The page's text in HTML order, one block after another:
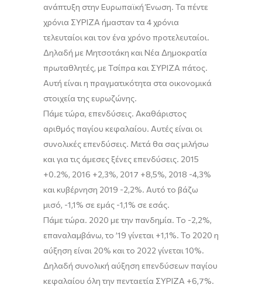
ανάπτυξη στην Ευρωπαϊκή Ένωση. Τα πέντε
χρόνια ΣΥΡΙΖΑ ήμασταν τα 4 χρόνια
τελευταίοι και τον ένα χρόνο προτελευταίοι.
Δηλαδή με Μητσοτάκη και Νέα Δημοκρατία
πρωταθλητές, με Τσίπρα και ΣΥΡΙΖΑ πάτος.
Αυτή είναι η πραγματικότητα στα οικονομικά
στοιχεία της ευρωζώνης.
Πάμε τώρα, επενδύσεις. Ακαθάριστος
αριθμός παγίου κεφαλαίου. Αυτές είναι οι
συνολικές επενδύσεις. Μετά θα σας μιλήσω
και για τις άμεσες ξένες επενδύσεις. 2015
+0.2%, 2016 +2,3%, 2017 +8,5%, 2018 -4,3%
και κυβέρνηση 2019 -2,2%. Αυτό το βάζω
μισό, -1,1% σε εμάς -1,1% σε εσάς.
Πάμε τώρα. 2020 με την πανδημία. Το -2,2%,
επαναλαμβάνω, το ’19 γίνεται +1,1%. Το 2020 η
αύξηση είναι 20% και το 2022 γίνεται 10%.
Δηλαδή συνολική αύξηση επενδύσεων παγίου
κεφαλαίου όλη την πενταετία ΣΥΡΙΖΑ +6,7%.